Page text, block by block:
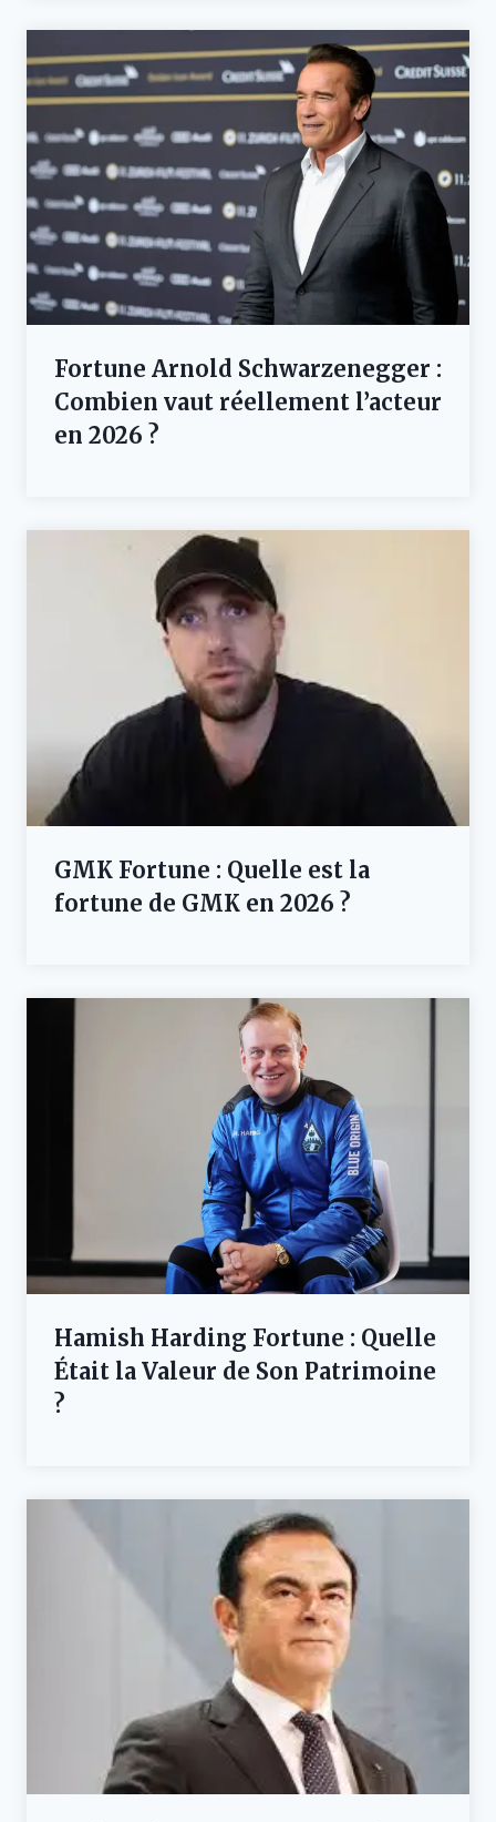
Fortune Arnold Schwarzenegger :
Combien vaut réellement l’acteur
en 2026 ?
GMK Fortune : Quelle est la
fortune de GMK en 2026 ?
Hamish Harding Fortune : Quelle
Était la Valeur de Son Patrimoine
?